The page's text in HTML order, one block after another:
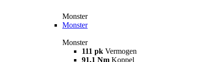
Monster
Monster
Monster
111 pk Vermogen
91,1 Nm Koppel